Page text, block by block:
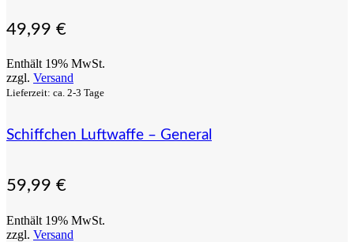
49,99 €
Enthält 19% MwSt.
zzgl. Versand
Lieferzeit: ca. 2-3 Tage
Schiffchen Luftwaffe – General
59,99 €
Enthält 19% MwSt.
zzgl. Versand